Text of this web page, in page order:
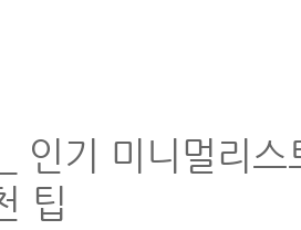
인기 미니멀리스
팁